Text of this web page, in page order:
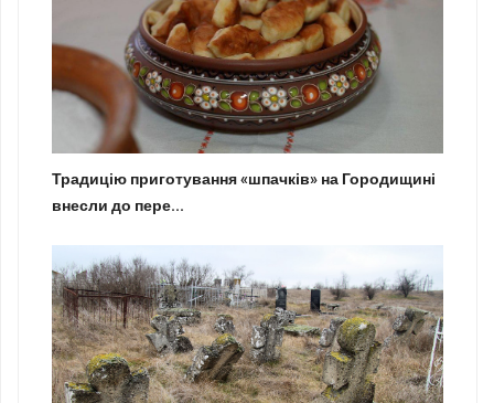
Традицію приготування «шпачків» на Городищині
внесли до пере...